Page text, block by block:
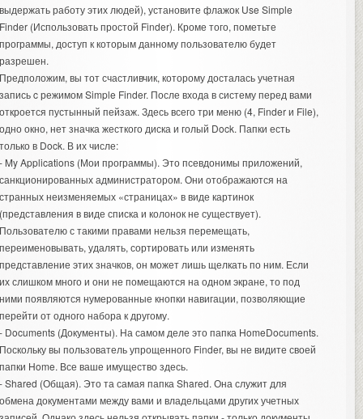
работу этих людей), установите флажок Use Simple
(Использовать простой Finder). Кроме того, пометьте
доступ к которым данному пользователю будет
вы тот счастливчик, которому досталась учетная
c режимом Simple Finder. После входа в систему перед вами
пустынный пейзаж. Здесь всего три меню (4, Finder и File),
окно, нет значка жесткого диска и голый Dock. Папки есть
в Dock. В их числе:
My Applications (Мои программы). Это псевдонимы приложений,
администратором. Они отображаются на
неизменяемых «страницах» в виде картинок
в виде списка и колонок не существует).
с такими правами нельзя перемещать,
удалять, сортировать или изменять
этих значков, он может лишь щелкать по ним. Если
слишком много и они не помещаются на одном экране, то под
появляются нумерованные кнопки навигации, позволяющие
от одного набора к другому.
Documents (Документы). На самом деле это папка HomeDocuments.
вы пользователь упрощенного Finder, вы не видите своей
Home. Все ваше имущество здесь.
Shared (Общая). Это та самая папка Shared. Она служит для
документами между вами и владельцами других учетных